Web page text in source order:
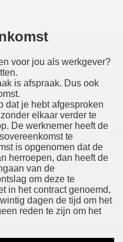
voor jou als werkgever?
is afspraak. Dus ook
dat je hebt afgesproken
elkaar verder te
De werknemer heeft de
te
is opgenomen dat de
herroepen, dan heeft de
van de
om deze te
in het contract genoemd,
dagen de tijd om het
reden te zijn om het